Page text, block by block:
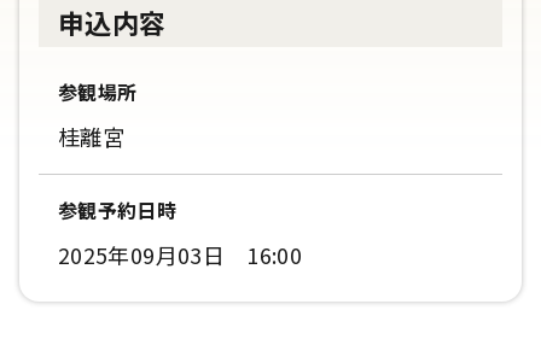
申込内容
参観場所
桂離宮
参観予約日時
2025年09月03日 16:00